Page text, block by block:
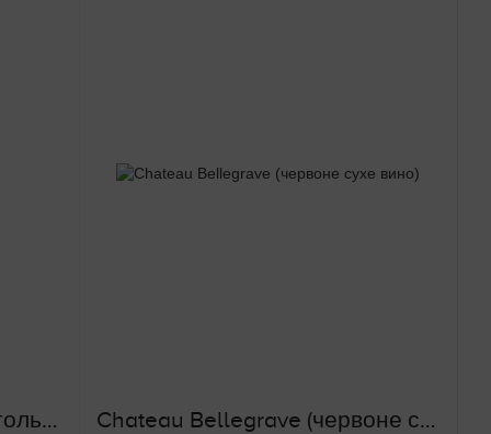
Sans Alcool Rose (безалкогольне рожеве вино) Chateau Bellegrave (червоне сухе вино)